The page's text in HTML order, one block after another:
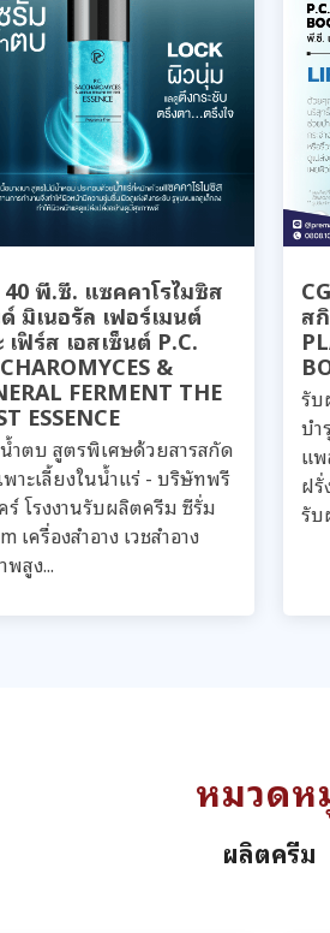
40 พี.ซี. แซคคาโรไมซิส
มิเนอรัล เฟอร์เมนต์
เฟิร์ส เอสเซ็นต์ P.C.
&
FERMENT THE
ESSENCE
ำตบ สูตรพิเศษด้วยสารสกัด
าะเลี้ยงในน้ำแร่ - บริษัทพรี
ร์ โรงงานรับผลิตครีม ซีรั่ม
เครื่องสำอาง เวชสำอาง
สูง...
ส
รับ
บำ
แพ
ฝรั่
รับ
หมวดห
ผลิตครีม